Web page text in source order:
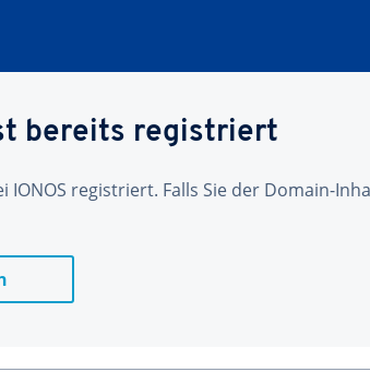
bereits registriert
IONOS registriert. Falls Sie der Domain-